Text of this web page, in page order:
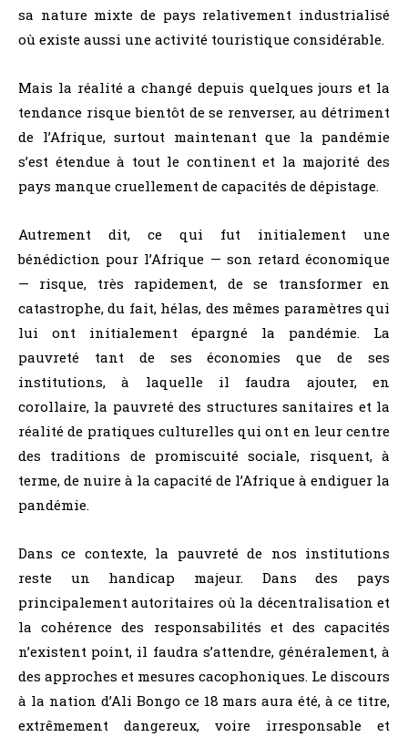
sa nature mixte de pays relativement industrialisé
où existe aussi une activité touristique considérable.
Mais la réalité a changé depuis quelques jours et la
tendance risque bientôt de se renverser, au détriment
de l’Afrique, surtout maintenant que la pandémie
s’est étendue à tout le continent et la majorité des
pays manque cruellement de capacités de dépistage.
Autrement dit, ce qui fut initialement une
bénédiction pour l’Afrique — son retard économique
— risque, très rapidement, de se transformer en
catastrophe, du fait, hélas, des mêmes paramètres qui
lui ont initialement épargné la pandémie. La
pauvreté tant de ses économies que de ses
institutions, à laquelle il faudra ajouter, en
corollaire, la pauvreté des structures sanitaires et la
réalité de pratiques culturelles qui ont en leur centre
des traditions de promiscuité sociale, risquent, à
terme, de nuire à la capacité de l’Afrique à endiguer la
pandémie.
Dans ce contexte, la pauvreté de nos institutions
reste un handicap majeur. Dans des pays
principalement autoritaires où la décentralisation et
la cohérence des responsabilités et des capacités
n’existent point, il faudra s’attendre, généralement, à
des approches et mesures cacophoniques. Le discours
à la nation d’Ali Bongo ce 18 mars aura été, à ce titre,
extrêmement dangereux, voire irresponsable et